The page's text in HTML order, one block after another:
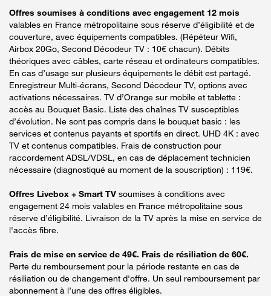
Offres soumises à conditions avec engagement 12 mois
valables en France métropolitaine sous réserve d’éligibilité et de
couverture, avec équipements compatibles. (Répéteur Wifi,
Airbox 20Go, Second Décodeur TV : 10€ chacun). Débits
théoriques avec câbles, carte réseau et ordinateurs compatibles.
En cas d’usage sur plusieurs équipements le débit est partagé.
Enregistreur Multi-écrans, Second Décodeur TV, options avec
activations nécessaires. TV d’Orange sur mobile et tablette :
accès au Bouquet Basic. Liste des chaînes TV susceptibles
d’évolution. Ne sont pas compris dans le bouquet basic : les
services et contenus payants et sportifs en direct. UHD 4K : avec
TV et contenus compatibles. Frais de construction pour
raccordement ADSL/VDSL, en cas de déplacement technicien
nécessaire (diagnostiqué au moment de la souscription) : 119€.
Offres Livebox + Smart TV soumises à conditions avec
engagement 24 mois valables en France métropolitaine sous
réserve d’éligibilité. Livraison de la TV après la mise en service de
l'accès fibre.
Frais de mise en service de 49€. Frais de résiliation de 60€.
Perte du remboursement pour la période restante en cas de
résiliation ou de changement d'offre. Un seul remboursement par
abonnement à l’une des offres éligibles.